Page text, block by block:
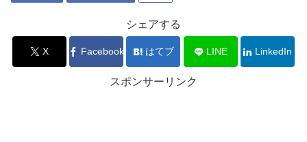
シェアする
X Facebook はてブ LINE LinkedIn
スポンサーリンク